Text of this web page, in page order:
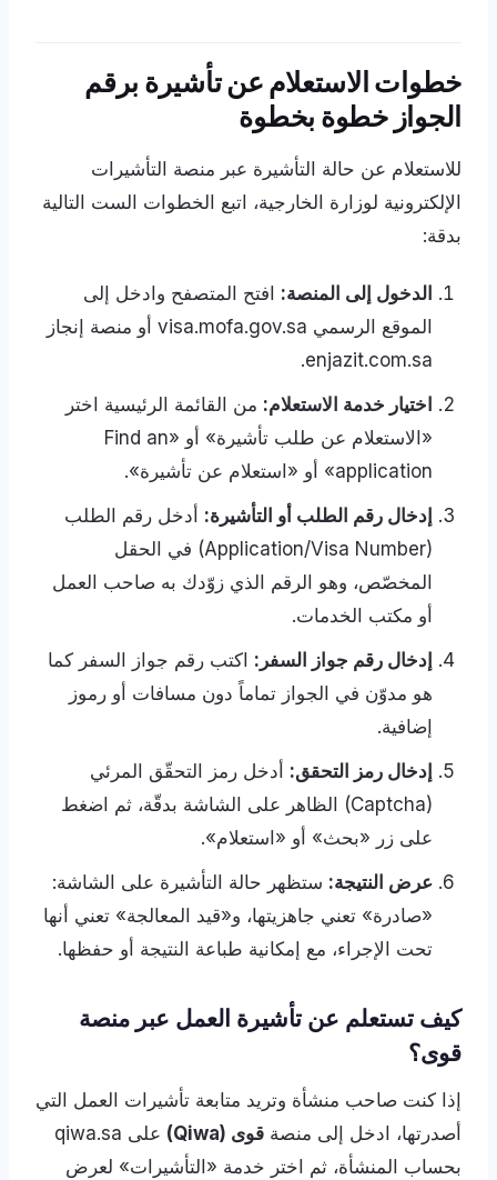
خطوات الاستعلام عن تأشيرة برقم
الجواز خطوة بخطوة
للاستعلام عن حالة التأشيرة عبر منصة التأشيرات
الإلكترونية لوزارة الخارجية، اتبع الخطوات الست التالية
بدقة:
الدخول إلى المنصة: افتح المتصفح وادخل إلى
الموقع الرسمي visa.mofa.gov.sa أو منصة إنجاز
enjazit.com.sa.
اختيار خدمة الاستعلام: من القائمة الرئيسية اختر
«الاستعلام عن طلب تأشيرة» أو «Find an
application» أو «استعلام عن تأشيرة».
إدخال رقم الطلب أو التأشيرة: أدخل رقم الطلب
(Application/Visa Number) في الحقل
المخصّص، وهو الرقم الذي زوّدك به صاحب العمل
أو مكتب الخدمات.
إدخال رقم جواز السفر: اكتب رقم جواز السفر كما
هو مدوّن في الجواز تماماً دون مسافات أو رموز
إضافية.
إدخال رمز التحقق: أدخل رمز التحقّق المرئي
(Captcha) الظاهر على الشاشة بدقّة، ثم اضغط
على زر «بحث» أو «استعلام».
عرض النتيجة: ستظهر حالة التأشيرة على الشاشة:
«صادرة» تعني جاهزيتها، و«قيد المعالجة» تعني أنها
تحت الإجراء، مع إمكانية طباعة النتيجة أو حفظها.
كيف تستعلم عن تأشيرة العمل عبر منصة
قوى؟
إذا كنت صاحب منشأة وتريد متابعة تأشيرات العمل التي
أصدرتها، ادخل إلى منصة قوى (Qiwa)
على qiwa.sa
بحساب المنشأة، ثم اختر خدمة «التأشيرات» لعرض